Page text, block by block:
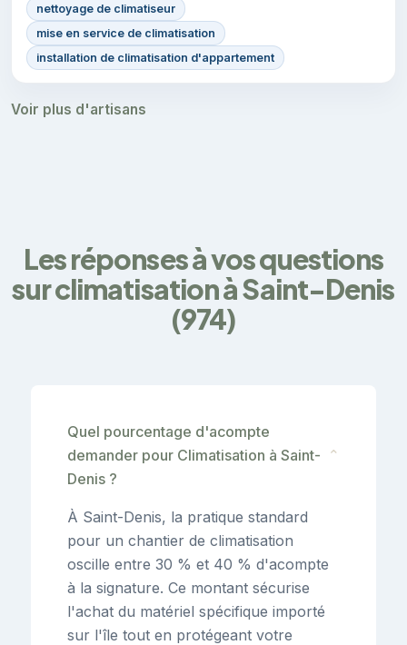
nettoyage de climatiseur
mise en service de climatisation
installation de climatisation d'appartement
Voir plus d'artisans
Les réponses à vos questions
sur climatisation à Saint-Denis
(974)
Quel pourcentage d'acompte
demander pour Climatisation à Saint-
Denis ?
⌄
À Saint-Denis, la pratique standard
pour un chantier de climatisation
oscille entre 30 % et 40 % d'acompte
à la signature. Ce montant sécurise
l'achat du matériel spécifique importé
sur l'île tout en protégeant votre